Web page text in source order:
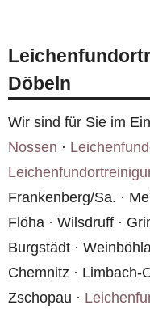
erstellen Ihnen
Döbeln
Wir sind für Sie im
Nossen ·
Frankenberg/Sa. ·
Flöha · Wilsdruff ·
Burgstädt ·
Chemnitz · Limbach-
Zschopau ·